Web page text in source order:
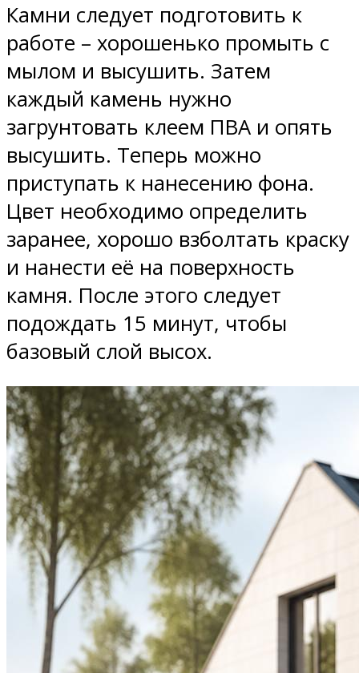
Камни следует подготовить к
работе – хорошенько промыть с
мылом и высушить. Затем
каждый камень нужно
загрунтовать клеем ПВА и опять
высушить. Теперь можно
приступать к нанесению фона.
Цвет необходимо определить
заранее, хорошо взболтать краску
и нанести её на поверхность
камня. После этого следует
подождать 15 минут, чтобы
базовый слой высох.